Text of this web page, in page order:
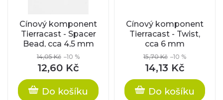
Cínový komponent
Tierracast - Spacer
Bead, cca 4,5 mm
14,05 Kč –10 %
12,60 Kč
Do košíku
Cínový komponent
Tierracast - Twist,
cca 6 mm
15,70 Kč –10 %
14,13 Kč
Do košíku